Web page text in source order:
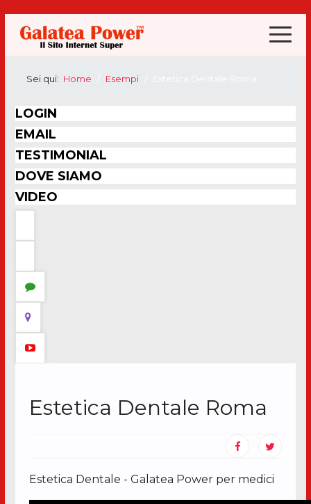
Sei qui: Home Esempi
LOGIN
EMAIL
TESTIMONIAL
DOVE SIAMO
VIDEO
Estetica Dentale Roma
Estetica Dentale - Galatea Power per medici